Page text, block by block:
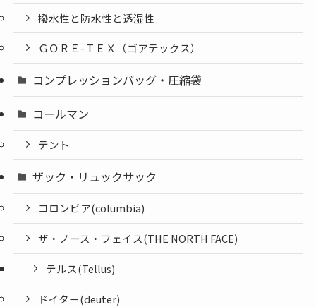
撥水性と防水性と透湿性
ＧＯＲＥ-ＴＥＸ（ゴアテックス）
コンプレッションバッグ・圧縮袋
コールマン
テント
ザック・リュックサック
コロンビア(columbia)
ザ・ノース・フェイス(THE NORTH FACE)
テルス(Tellus)
ドイター(deuter)